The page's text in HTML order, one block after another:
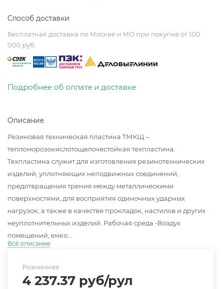
Способ доставки
Бесплатная доставка по Москве и МО при покупке от 100
000 руб.
Подробнее об оплате и доставке
Описание
Резиновая техническая пластина ТМКЩ –
тепломорозокислотощелочестойкая техпластина.
Техпластина служит для изготовления резинотехнических
изделий, уплотняющих неподвижных соединений,
предотвращения трения между металлическими
поверхностями, для восприятия одиночных ударных
нагрузок, а также в качестве прокладок, настилов и других
неуплотнительных изделий. Рабочая среда -Воздух
помещений, емко...
Всё описание
Розничная
4 237.37 руб/рул